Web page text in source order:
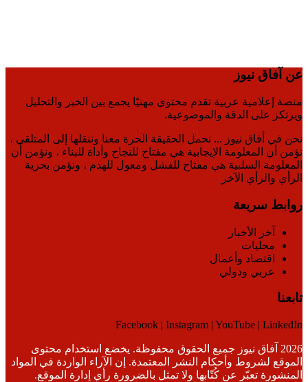
عن آفاق نيوز
منصة إعلامية عربية تقدم محتوى مهنيًا يجمع بين الخبر والتحليل
ويرتكز على الدقة والموضوعية.
نحن في أفاق نيوز ... نحمل الحقيقة الحرة معنا وننقلها إلى المتلقي ،
نؤمن أن المعلومة الإيجابية هي مفتاح للنجاح وأداة للبناء ، ونؤمن أن
المعلومة السلبية هي مفتاح للفشل ومعول للهدم ، ونؤمن بحرية
الرأي والرأي الآخر
روابط سريعة
آخر الأخبار
محليات
اقتصاد وأعمال
عربي ودولي
تابعنا
Facebook | Instagram | YouTube | LinkedIn
2026 آفاق نيوز جميع الحقوق محفوظة. يخضع استخدام محتوى
الموقع لشروط وأحكام النشر المعتمدة. إن الآراء الواردة في المواد
المنشورة تعبّر عن كُتّابها ولا تمثل بالضرورة رأي إدارة الموقع.